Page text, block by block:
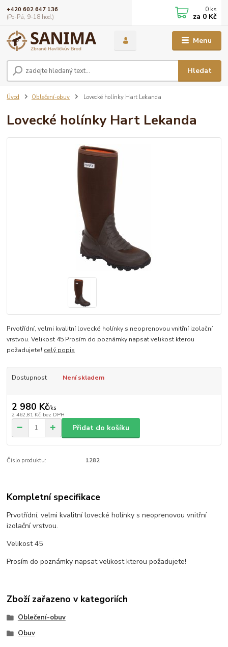
Menu
Hledat
+420 602 647 136
(Po-Pá, 9-18 hod.)
0 ks
za 0 Kč
Úvod Oblečení-obuv Lovecké holínky Hart Lekanda
Lovecké holínky Hart Lekanda
Prvotřídní, velmi kvalitní lovecké holínky s neoprenovou vnitřní izolační
vrstvou. Velikost 45 Prosím do poznámky napsat velikost kterou
požadujete! celý popis
Dostupnost Není skladem
2 980 Kč/ks
2 462,81 Kč bez DPH
Přidat do košíku
Číslo produktu: 1282
Kompletní specifikace
Prvotřídní, velmi kvalitní lovecké holínky s neoprenovou vnitřní
izolační vrstvou.
Velikost 45
Prosím do poznámky napsat velikost kterou požadujete!
Zboží zařazeno v kategoriích
Oblečení-obuv
Obuv